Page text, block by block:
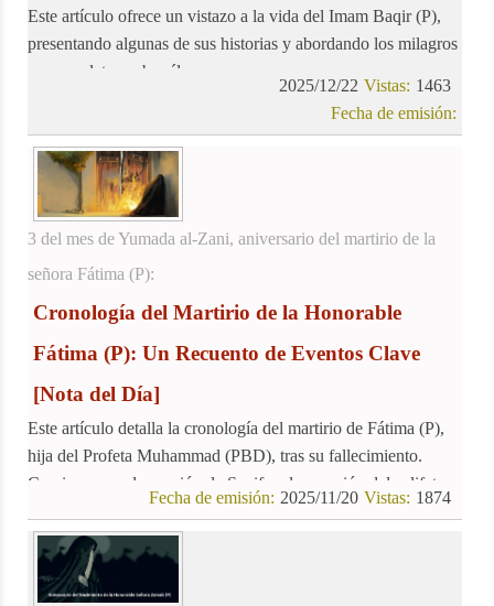
Este artículo ofrece un vistazo a la vida del Imam Baqir (P),
presentando algunas de sus historias y abordando los milagros
que se relatan sobre él.
1463
Vistas:
2025/12/22
Fecha de emisión:
3 del mes de Yumada al-Zani, aniversario del martirio de la
señora Fátima (P):
Cronología del Martirio de la Honorable
Fátima (P): Un Recuento de Eventos Clave
[Nota del Día]
Este artículo detalla la cronología del martirio de Fátima (P),
hija del Profeta Muhammad (PBD), tras su fallecimiento.
Comienza con la reunión de Saqifa y la sucesión del califato,
afectaron a la familia del Profeta (PBD). El texto describe la
secuencia de eventos, incluyendo el fallecimiento del Profeta,
la reunión de Saqifa, la confiscación de Fadak, el ataque a la
1874
Vistas:
2025/11/20
Fecha de emisión: